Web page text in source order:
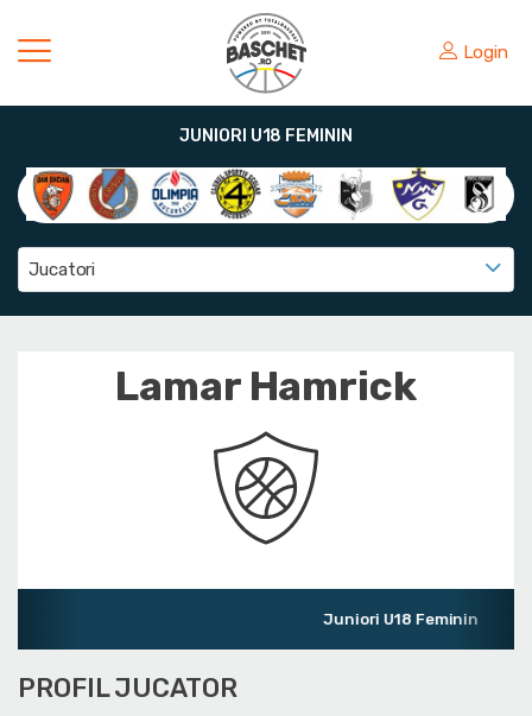
Login
JUNIORI U18 FEMININ
Jucatori
Lamar Hamrick
Juniori U18 Feminin
PROFIL JUCATOR